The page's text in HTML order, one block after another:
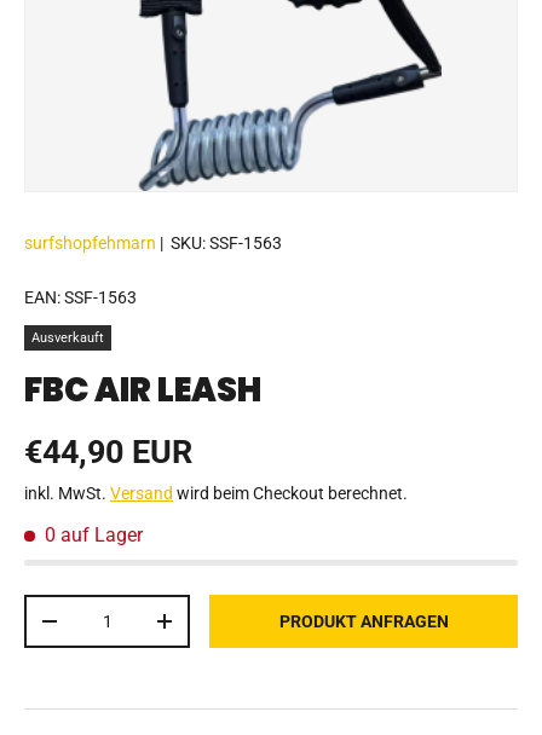
surfshopfehmarn | SKU:SSF-1563
EAN:SSF-1563
Ausverkauft
FBC AIR LEASH
Normaler Preis
€44,90 EUR
inkl. MwSt. Versand wird beim Checkout berechnet.
0 auf Lager
MENGE VERRINGERNMENGE ERHÖHENPRODUKT ANFRAGEN